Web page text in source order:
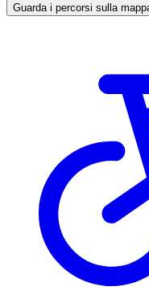
Guarda i percorsi sulla